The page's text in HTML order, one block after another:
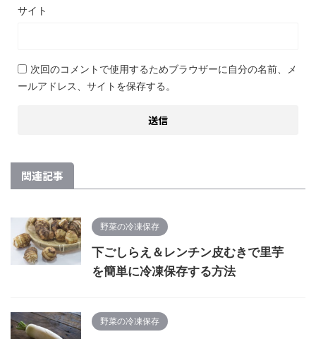
サイト
次回のコメントで使用するためブラウザーに自分の名前、メ
ールアドレス、サイトを保存する。
関連記事
野菜の冷凍保存
下ごしらえ＆レンチン皮むきで里芋
を簡単に冷凍保存する方法
野菜の冷凍保存